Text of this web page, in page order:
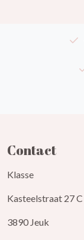
Contact
Klasse
Kasteelstraat 27 C
3890 Jeuk